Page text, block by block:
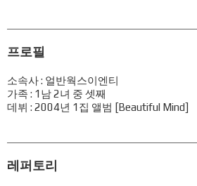
프로필
소속사 : 얼반웍스이엔티
가족 : 1남 2녀 중 셋째
데뷔 : 2004년 1집 앨범 [Beautiful Mind]
레퍼토리